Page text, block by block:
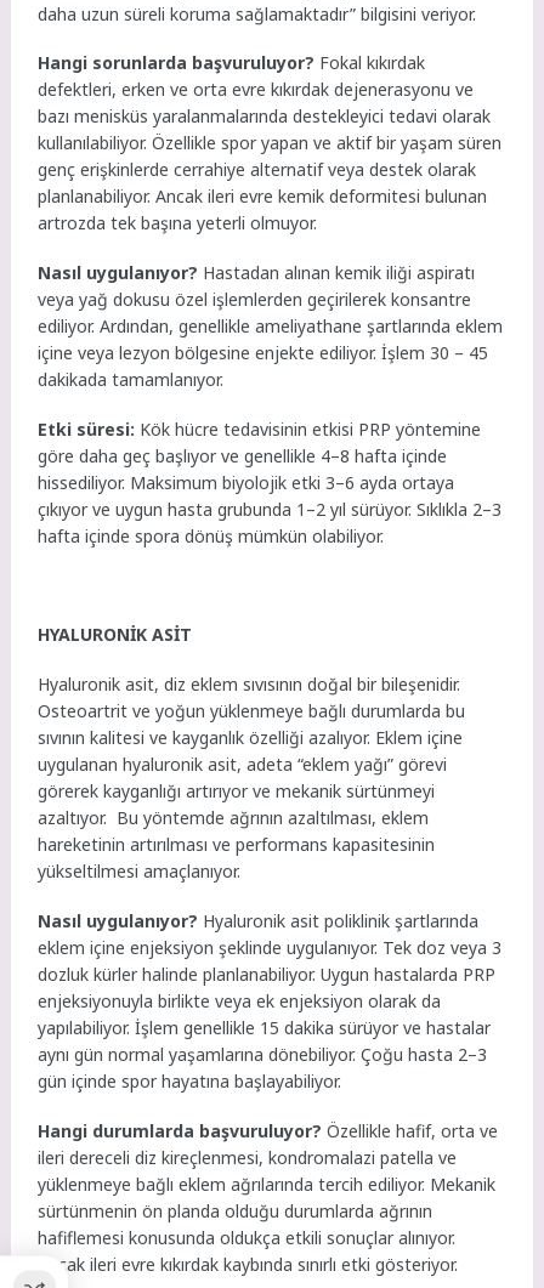
daha uzun süreli koruma sağlamaktadır” bilgisini veriyor.
Hangi sorunlarda başvuruluyor? Fokal kıkırdak
defektleri, erken ve orta evre kıkırdak dejenerasyonu ve
bazı menisküs yaralanmalarında destekleyici tedavi olarak
kullanılabiliyor. Özellikle spor yapan ve aktif bir yaşam süren
genç erişkinlerde cerrahiye alternatif veya destek olarak
planlanabiliyor. Ancak ileri evre kemik deformitesi bulunan
artrozda tek başına yeterli olmuyor.
Nasıl uygulanıyor? Hastadan alınan kemik iliği aspiratı
veya yağ dokusu özel işlemlerden geçirilerek konsantre
ediliyor. Ardından, genellikle ameliyathane şartlarında eklem
içine veya lezyon bölgesine enjekte ediliyor. İşlem 30 – 45
dakikada tamamlanıyor.
Etki süresi: Kök hücre tedavisinin etkisi PRP yöntemine
göre daha geç başlıyor ve genellikle 4–8 hafta içinde
hissediliyor. Maksimum biyolojik etki 3–6 ayda ortaya
çıkıyor ve uygun hasta grubunda 1–2 yıl sürüyor. Sıklıkla 2–3
hafta içinde spora dönüş mümkün olabiliyor.
HYALURONİK ASİT
Hyaluronik asit, diz eklem sıvısının doğal bir bileşenidir.
Osteoartrit ve yoğun yüklenmeye bağlı durumlarda bu
sıvının kalitesi ve kayganlık özelliği azalıyor. Eklem içine
uygulanan hyaluronik asit, adeta “eklem yağı” görevi
görerek kayganlığı artırıyor ve mekanik sürtünmeyi
azaltıyor. Bu yöntemde ağrının azaltılması, eklem
hareketinin artırılması ve performans kapasitesinin
yükseltilmesi amaçlanıyor.
Nasıl uygulanıyor? Hyaluronik asit poliklinik şartlarında
eklem içine enjeksiyon şeklinde uygulanıyor. Tek doz veya 3
dozluk kürler halinde planlanabiliyor. Uygun hastalarda PRP
enjeksiyonuyla birlikte veya ek enjeksiyon olarak da
yapılabiliyor. İşlem genellikle 15 dakika sürüyor ve hastalar
aynı gün normal yaşamlarına dönebiliyor. Çoğu hasta 2–3
gün içinde spor hayatına başlayabiliyor.
Hangi durumlarda başvuruluyor?Özellikle hafif, orta ve
ileri dereceli diz kireçlenmesi, kondromalazi patella ve
yüklenmeye bağlı eklem ağrılarında tercih ediliyor. Mekanik
sürtünmenin ön planda olduğu durumlarda ağrının
hafiflemesi konusunda oldukça etkili sonuçlar alınıyor.
Ancak ileri evre kıkırdak kaybında sınırlı etki gösteriyor.